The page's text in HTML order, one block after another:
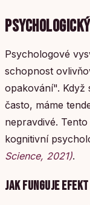
Psychologové
schopnost
opakování". Když
často, máme
nepravdivé.
kognitivní
Science, 2021).
JAK FUNGUJE